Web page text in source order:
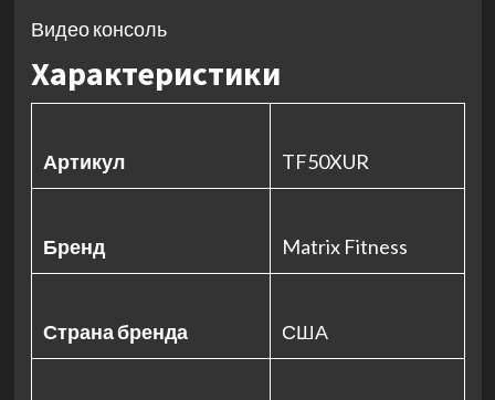
Видео консоль
Характеристики
Артикул TF50XUR
Бренд Matrix Fitness
Страна бренда США